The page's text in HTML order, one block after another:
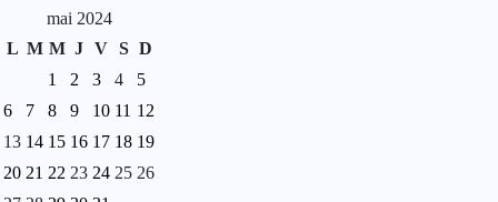
mai 2024
L M M J V S D
1
2 3 4
5
6
7 8 9 10 11 12
13 14 15 16 17 18 19
20 21 22 23 24 25 26